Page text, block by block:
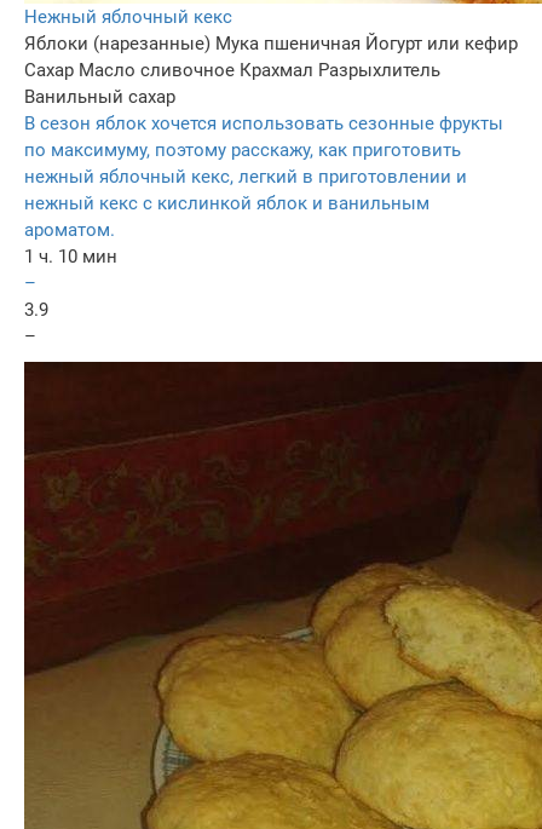
Нежный яблочный кекс
Яблоки (нарезанные) Мука пшеничная Йогурт или кефир
Сахар Масло сливочное Крахмал Разрыхлитель
Ванильный сахар
В сезон яблок хочется использовать сезонные фрукты
по максимуму, поэтому расскажу, как приготовить
нежный яблочный кекс, легкий в приготовлении и
нежный кекс с кислинкой яблок и ванильным
ароматом.
1 ч. 10 мин
–
3.9
–